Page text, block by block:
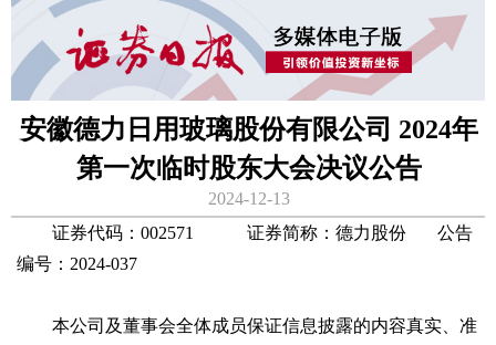
安徽德力日用玻璃股份有限公司 2024年
第一次临时股东大会决议公告
2024-12-13
证券代码：002571 证券简称：德力股份 公告
编号：2024-037
本公司及董事会全体成员保证信息披露的内容真实、准